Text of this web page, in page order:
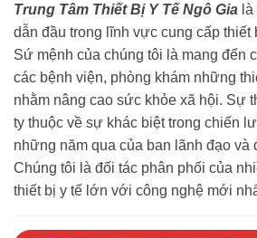
Trung Tâm Thiết Bị Y Tế Ngô Gia
dẫn đầu trong lĩnh vực cung cấp thiết
Sứ mệnh của chúng tôi là mang đến
các bệnh viện, phòng khám những
nhằm nâng cao sức khỏe xã hội. Sự
ty thuộc về sự khác biệt trong chiến
những năm qua của ban lãnh đạo và
Chúng tôi là đối tác phân phối của
thiết bị y tế lớn với công nghệ mới